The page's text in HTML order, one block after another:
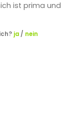
ist prima und
ja/ nein